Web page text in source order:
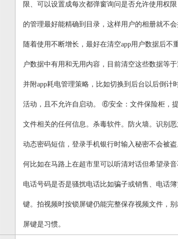
限、可以设置成每次都弹窗询问是否允许使用权
的管理最好能精确到目录，这样用户的相册就不
随着使用不断增长，最好在清空app用户数据后不
户数据中有用和无用内容，目前清空这些数据等
并附app耗电管理策略，比如切换到后台以后倒计
活动，且不允许自启动。 ⑥安全：文件保险柜，
文件相关的任何信息。杀毒软件。防火墙。识别
动态密码短信，登录手机银行时输入秘密不会被
何比如在马路上在超市里可以听清对话但希望录
电话号码是否是骚扰电话比如骗子或销售、电话
键。拍视频时按锁屏键仍能完整保存视频文件，
屏键是习惯。